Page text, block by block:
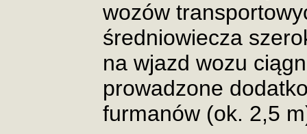
wozów
średniowiecza
na wjazd wozu
prowadzone
furmanów (ok. 2,5